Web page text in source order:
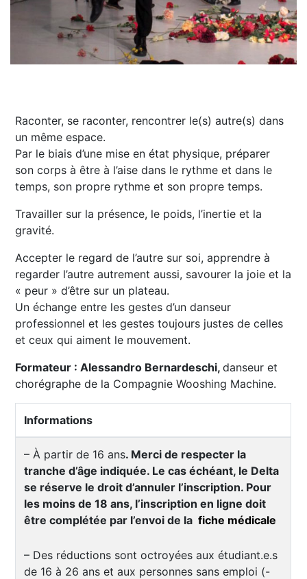
Raconter, se raconter, rencontrer le(s) autre(s) dans
un même espace.
Par le biais d’une mise en état physique, préparer
son corps à être à l’aise dans le rythme et dans le
temps, son propre rythme et son propre temps.
Travailler sur la présence, le poids, l’inertie et la
gravité.
Accepter le regard de l’autre sur soi, apprendre à
regarder l’autre autrement aussi, savourer la joie et la
« peur » d’être sur un plateau.
Un échange entre les gestes d’un danseur
professionnel et les gestes toujours justes de celles
et ceux qui aiment le mouvement.
Formateur : Alessandro Bernardeschi,danseur et
chorégraphe de la Compagnie Wooshing Machine.
Informations
– À partir de 16 ans. Merci de respecter la
tranche d’âge indiquée. Le cas échéant, le Delta
se réserve le droit d’annuler l’inscription. Pour
les moins de 18 ans, l’inscription en ligne doit
être complétée par l’envoi de la fiche médicale
– Des réductions sont octroyées aux étudiant.e.s
de 16 à 26 ans et aux personnes sans emploi (-